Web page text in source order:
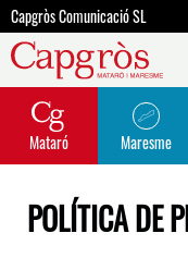
Capgròs Comunicació SL
Mataró Maresme
POLÍTICA DE